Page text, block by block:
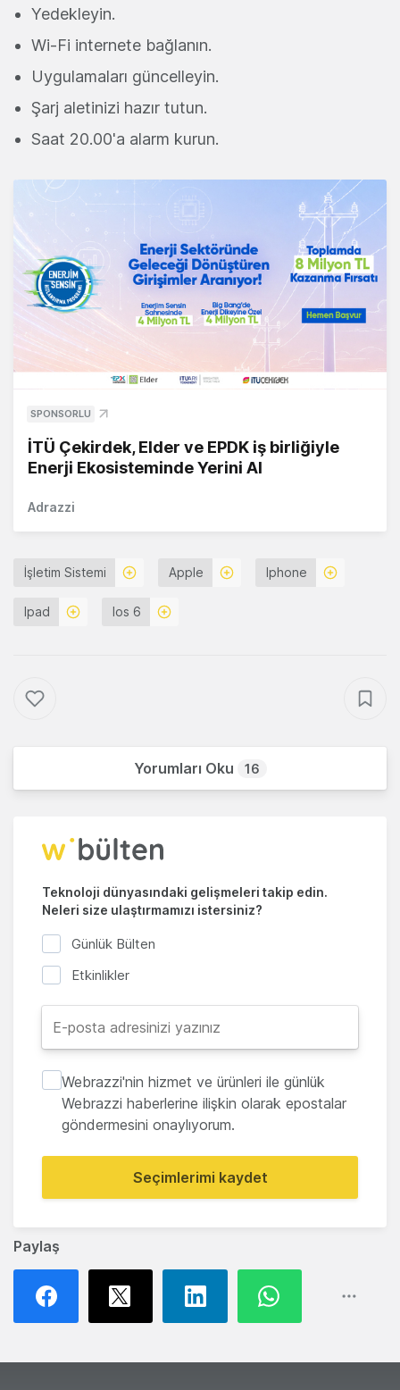
Paylaş
Yedekleyin.
Wi-Fi internete bağlanın.
Uygulamaları güncelleyin.
Şarj aletinizi hazır tutun.
Saat 20.00'a alarm kurun.
SPONSORLU
İTÜ Çekirdek, Elder ve EPDK iş birliğiyle
Enerji Ekosisteminde Yerini Al
Adrazzi
İşletim Sistemi Apple Iphone
Ipad Ios 6
Yorumları Oku 16
Teknoloji dünyasındaki gelişmeleri takip edin.
Neleri size ulaştırmamızı istersiniz?
Günlük Bülten
Etkinlikler
Webrazzi'nin hizmet ve ürünleri ile günlük
Webrazzi haberlerine ilişkin olarak epostalar
göndermesini onaylıyorum.
Seçimlerimi kaydet